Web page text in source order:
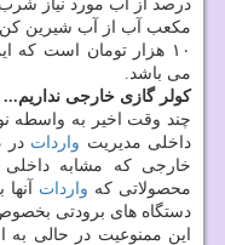
درصد از آب مورد نیاز شرب
مكعب آب از آب شیرین كن
۱۰ هزار تومان است كه
می باشد.
كولر گازی خارجی نداریم...
چند وقت اخیر به واسطه
داخلی مدیریت واردات در
خارجی كه مشابه
محصولاتی كه واردات
دستگاه های برودتی
این ممنوعیت در حالی به